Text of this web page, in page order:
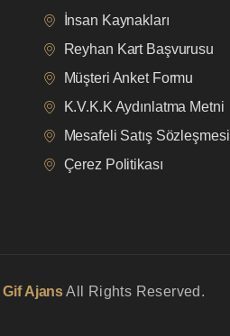
İnsan Kaynakları
Reyhan Kart Başvurusu
Müşteri Anket Formu
K.V.K.K Aydınlatma Metni
Mesafeli Satış Sözleşmesi
Çerez Politikası
Gif AjansAll Rights Reserved.